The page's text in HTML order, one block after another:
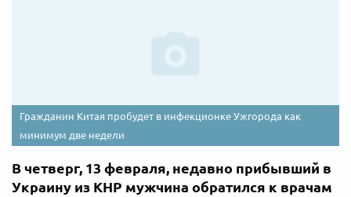
Гражданин Китая пробудет в инфекционке Ужгорода как
минимум две недели
В четверг, 13 февраля, недавно прибывший в
Украину из КНР мужчина обратился к врачам